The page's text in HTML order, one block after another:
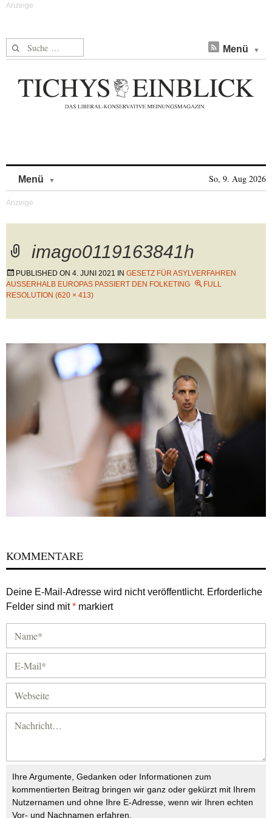
Suche nach: Menü
Menü So, 9. Aug 2026
imago0119163841h
PUBLISHED ON 4. JUNI 2021 IN GESETZ FÜR ASYLVERFAHREN
AUSSERHALB EUROPAS PASSIERT DEN FOLKETING
FULL
RESOLUTION (620 × 413)
KOMMENTARE
Deine E-Mail-Adresse wird nicht veröffentlicht. Erforderliche
Felder sind mit* markiert
Ihre Argumente, Gedanken oder Informationen zum
kommentierten Beitrag bringen wir ganz oder gekürzt mit Ihrem
Nutzernamen und ohne Ihre E-Adresse, wenn wir Ihren echten
Vor- und Nachnamen erfahren.